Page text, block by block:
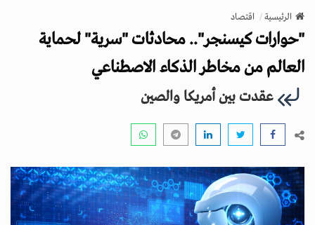
v
g
a
i
الرئيسية اقتصاد
"حوارات كيسنجر".. محادثات "سرية" لحماية
العالم من مخاطر الذكاء الاصطناعي
عقدت بين أمريكا والصين